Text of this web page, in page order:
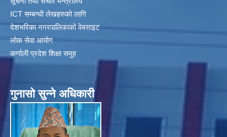
ICT सम्बन्धी लेखहरुको लागि
देशभरिका नगरपालिकाको वेबसाइट
लोक सेवा आयोग
कर्णाली प्रदेश शिक्षा समुह
गुनासाे सुन्ने अधिकारी